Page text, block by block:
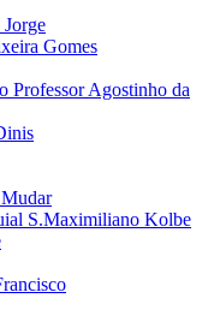
Gomes
Professor Agostinho da
S.Maximiliano Kolbe